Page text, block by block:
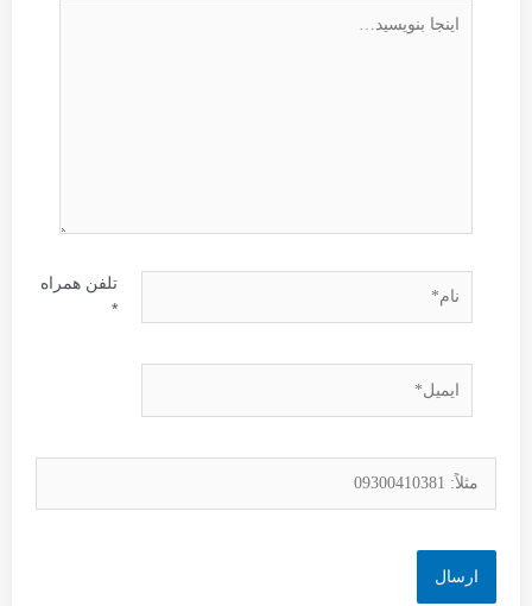
بنویسید…
تلفن همراه
*